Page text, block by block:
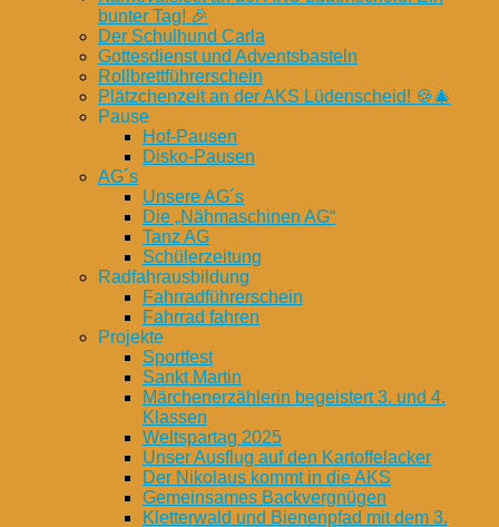
bunter Tag! 🎉
Der Schulhund Carla
Gottesdienst und Adventsbasteln
Rollbrettführerschein
Plätzchenzeit an der AKS Lüdenscheid! 🍪🎄
Pause
Hof-Pausen
Disko-Pausen
AG´s
Unsere AG´s
Die „Nähmaschinen AG“
Tanz AG
Schülerzeitung
Radfahrausbildung
Fahrradführerschein
Fahrrad fahren
Projekte
Sportfest
Sankt Martin
Märchenerzählerin begeistert 3. und 4.
Klassen
Weltspartag 2025
Unser Ausflug auf den Kartoffelacker
Der Nikolaus kommt in die AKS
Gemeinsames Backvergnügen
Kletterwald und Bienenpfad mit dem 3.